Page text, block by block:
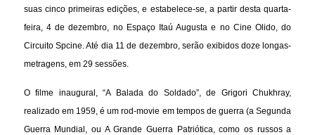
suas cinco primeiras edições, e estabelece-se, a partir desta quarta-
feira, 4 de dezembro, no Espaço Itaú Augusta e no Cine Olido, do
Circuito Spcine. Até dia 11 de dezembro, serão exibidos doze longas-
metragens, em 29 sessões.
O filme inaugural, “A Balada do Soldado”, de Grigori Chukhray,
realizado em 1959, é um rod-movie em tempos de guerra (a Segunda
Guerra Mundial, ou A Grande Guerra Patriótica, como os russos a